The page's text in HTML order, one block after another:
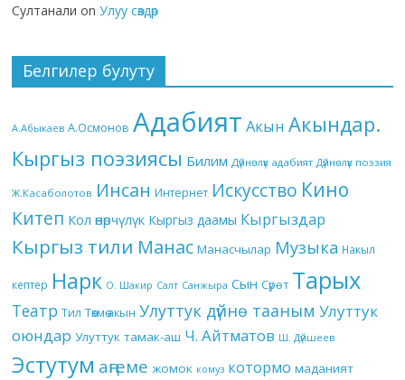
Султанали onУлуу сөздөр
Белгилер булуту
А.Абыкаев А.Осмонов Адабият Акын Акындар.
Кыргыз поэзиясы Билим Дүйнөлүк адабият Дүйнөлүк поэзия
Ж.Касаболотов Инсан Интернет Искусство Кино
Китеп Кол өнөрчүлүк Кыргыз даамы Кыргыздар
Кыргыз тили Манас Манасчылар Музыка Накыл
кептер Нарк О. Шакир Салт Санжыра Сын Сүрөт Тарых
Театр Тил Төкмө акын Улуттук дүйнө тааным Улуттук
оюндар Улуттук тамак-аш Ч. Айтматов Ш. Дүйшеев
Эстутум аңгеме жомок комуз котормо маданият